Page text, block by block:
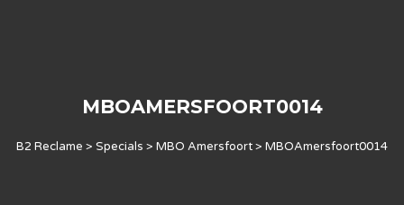
MBOAMERSFOORT0014
B2 Reclame > Specials > MBO Amersfoort> MBOAmersfoort0014